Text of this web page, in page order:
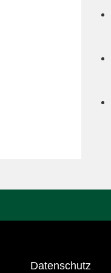
Datenschutz